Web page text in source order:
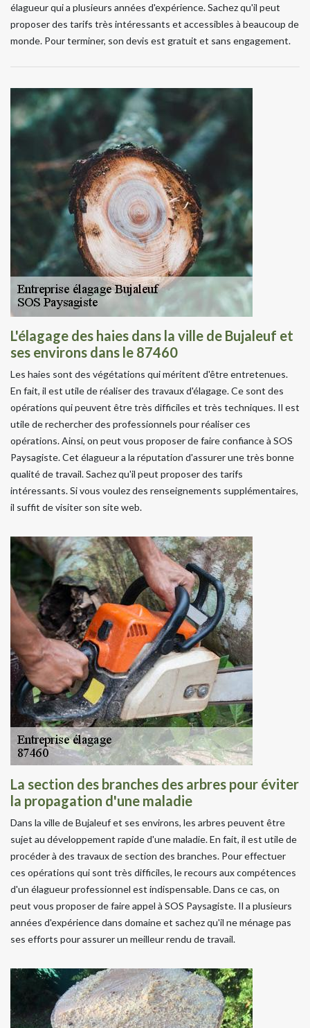
élagueur qui a plusieurs années d'expérience. Sachez qu'il peut
proposer des tarifs très intéressants et accessibles à beaucoup de
monde. Pour terminer, son devis est gratuit et sans engagement.
L'élagage des haies dans la ville de Bujaleuf et
ses environs dans le 87460
Les haies sont des végétations qui méritent d'être entretenues.
En fait, il est utile de réaliser des travaux d'élagage. Ce sont des
opérations qui peuvent être très difficiles et très techniques. Il est
utile de rechercher des professionnels pour réaliser ces
opérations. Ainsi, on peut vous proposer de faire confiance à SOS
Paysagiste. Cet élagueur a la réputation d'assurer une très bonne
qualité de travail. Sachez qu'il peut proposer des tarifs
intéressants. Si vous voulez des renseignements supplémentaires,
il suffit de visiter son site web.
La section des branches des arbres pour éviter
la propagation d'une maladie
Dans la ville de Bujaleuf et ses environs, les arbres peuvent être
sujet au développement rapide d'une maladie. En fait, il est utile de
procéder à des travaux de section des branches. Pour effectuer
ces opérations qui sont très difficiles, le recours aux compétences
d'un élagueur professionnel est indispensable. Dans ce cas, on
peut vous proposer de faire appel à SOS Paysagiste. Il a plusieurs
années d'expérience dans domaine et sachez qu'il ne ménage pas
ses efforts pour assurer un meilleur rendu de travail.